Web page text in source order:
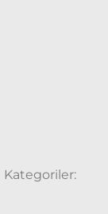
Kategoriler: